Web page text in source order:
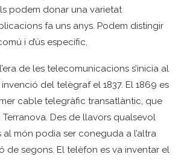
podem donar una varietat
fa uns anys. Podem distingir
i d’ús específic.
de les telecomunicacions s’inicia al
del telègraf el 1837. El 1869 es
cable telegràfic transatlàntic, que
Des de llavors qualsevol
al món podia ser coneguda a l’altra
de segons. El telèfon es va inventar el